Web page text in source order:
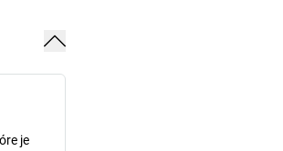
je